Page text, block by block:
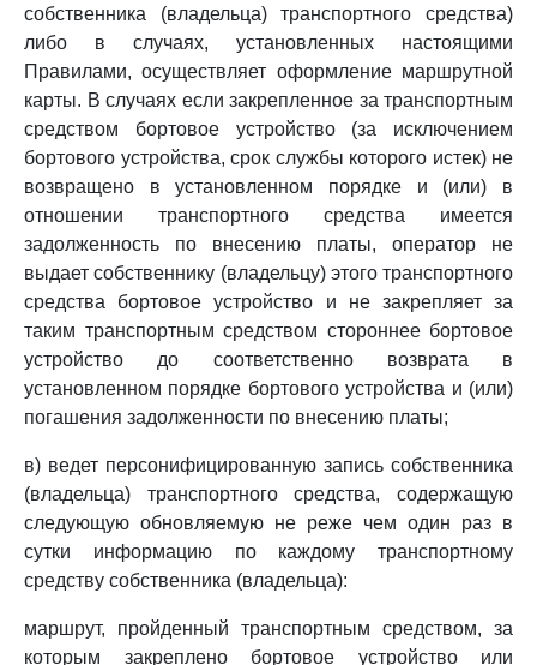
собственника (владельца) транспортного средства)
либо в случаях, установленных настоящими
Правилами, осуществляет оформление маршрутной
карты. В случаях если закрепленное за транспортным
средством бортовое устройство (за исключением
бортового устройства, срок службы которого истек) не
возвращено в установленном порядке и (или) в
отношении транспортного средства имеется
задолженность по внесению платы, оператор не
выдает собственнику (владельцу) этого транспортного
средства бортовое устройство и не закрепляет за
таким транспортным средством стороннее бортовое
устройство до соответственно возврата в
установленном порядке бортового устройства и (или)
погашения задолженности по внесению платы;
в) ведет персонифицированную запись собственника
(владельца) транспортного средства, содержащую
следующую обновляемую не реже чем один раз в
сутки информацию по каждому транспортному
средству собственника (владельца):
маршрут, пройденный транспортным средством, за
которым закреплено бортовое устройство или